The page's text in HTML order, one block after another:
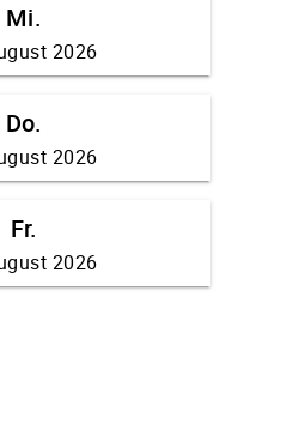
Mi.
2026
Do.
2026
Fr.
2026